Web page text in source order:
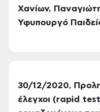
Χανίων,
Υφυπουργό
30/12/2020,
έλεγχοι (rapid